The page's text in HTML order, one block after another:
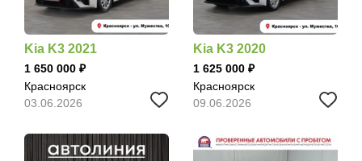
Kia K3 2021
1 650 000
Красноярск
03.06.2026
Kia K3 2020
1 625 000
Красноярск
09.06.2026